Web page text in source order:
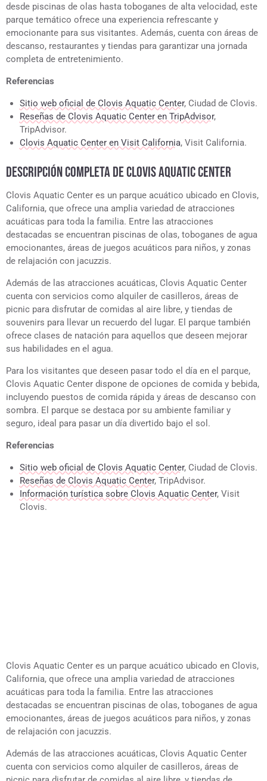
desde piscinas de olas hasta toboganes de alta velocidad, este
parque temático ofrece una experiencia refrescante y
emocionante para sus visitantes. Además, cuenta con áreas de
descanso, restaurantes y tiendas para garantizar una jornada
completa de entretenimiento.
Referencias
Sitio web oficial de Clovis Aquatic Center, Ciudad de Clovis.
Reseñas de Clovis Aquatic Center en TripAdvisor,
TripAdvisor.
Clovis Aquatic Center en Visit California, Visit California.
DESCRIPCIÓN COMPLETA DE CLOVIS AQUATIC CENTER
Clovis Aquatic Center es un parque acuático ubicado en Clovis,
California, que ofrece una amplia variedad de atracciones
acuáticas para toda la familia. Entre las atracciones
destacadas se encuentran piscinas de olas, toboganes de agua
emocionantes, áreas de juegos acuáticos para niños, y zonas
de relajación con jacuzzis.
Además de las atracciones acuáticas, Clovis Aquatic Center
cuenta con servicios como alquiler de casilleros, áreas de
picnic para disfrutar de comidas al aire libre, y tiendas de
souvenirs para llevar un recuerdo del lugar. El parque también
ofrece clases de natación para aquellos que deseen mejorar
sus habilidades en el agua.
Para los visitantes que deseen pasar todo el día en el parque,
Clovis Aquatic Center dispone de opciones de comida y bebida,
incluyendo puestos de comida rápida y áreas de descanso con
sombra. El parque se destaca por su ambiente familiar y
seguro, ideal para pasar un día divertido bajo el sol.
Referencias
Sitio web oficial de Clovis Aquatic Center, Ciudad de Clovis.
Reseñas de Clovis Aquatic Center, TripAdvisor.
Información turística sobre Clovis Aquatic Center, Visit
Clovis.
Clovis Aquatic Center es un parque acuático ubicado en Clovis,
California, que ofrece una amplia variedad de atracciones
acuáticas para toda la familia. Entre las atracciones
destacadas se encuentran piscinas de olas, toboganes de agua
emocionantes, áreas de juegos acuáticos para niños, y zonas
de relajación con jacuzzis.
Además de las atracciones acuáticas, Clovis Aquatic Center
cuenta con servicios como alquiler de casilleros, áreas de